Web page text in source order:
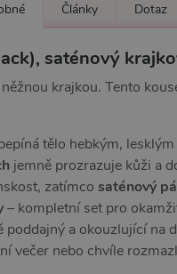
Články Dotaz
saténový
krajkou. Tento
tělo hebkým,
jemně prozrazuje kůži a
zatímco saténový
– kompletní set pro
a okouzlující na
večer nebo chvíle